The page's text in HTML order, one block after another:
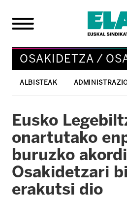
OSAKIDETZA /
ALBISTEAK
Eusko
onartutako
buruzko
Osakidetzari
erakutsi dio